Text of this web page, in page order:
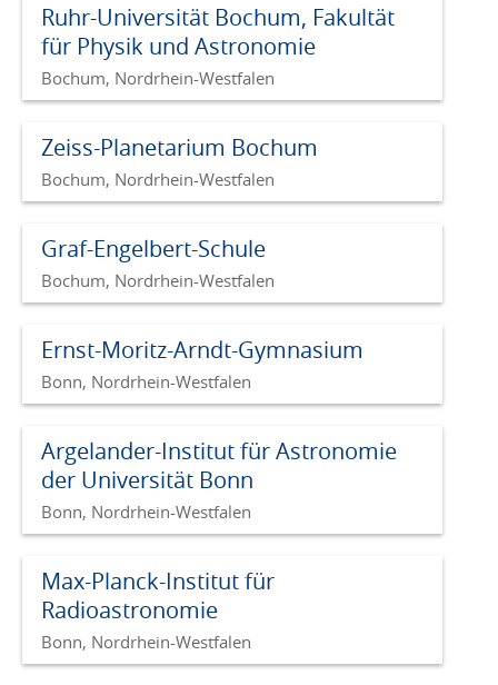
Ruhr-Universität Bochum, Fakultät
für Physik und Astronomie
Bochum, Nordrhein-Westfalen
Zeiss-Planetarium Bochum
Bochum, Nordrhein-Westfalen
Graf-Engelbert-Schule
Bochum, Nordrhein-Westfalen
Ernst-Moritz-Arndt-Gymnasium
Bonn, Nordrhein-Westfalen
Argelander-Institut für Astronomie
der Universität Bonn
Bonn, Nordrhein-Westfalen
Max-Planck-Institut für
Radioastronomie
Bonn, Nordrhein-Westfalen